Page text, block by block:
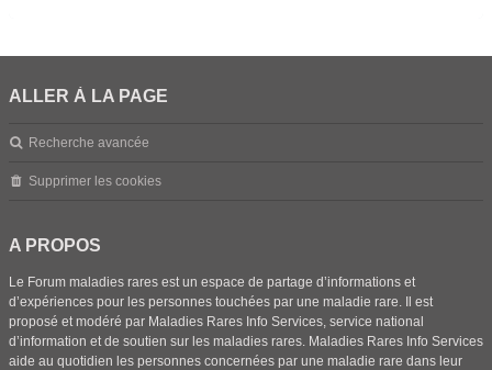
ALLER À LA PAGE
Recherche avancée
Supprimer les cookies
A PROPOS
Le Forum maladies rares est un espace de partage d’informations et
d’expériences pour les personnes touchées par une maladie rare. Il est
proposé et modéré par Maladies Rares Info Services, service national
d’information et de soutien sur les maladies rares. Maladies Rares Info Services
aide au quotidien les personnes concernées par une maladie rare dans leur